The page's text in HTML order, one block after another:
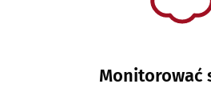
Monitorować